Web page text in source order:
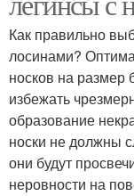
Как правильно
лосинами?
носков на
избежать
образование
носки не должны
они будут
неровности на